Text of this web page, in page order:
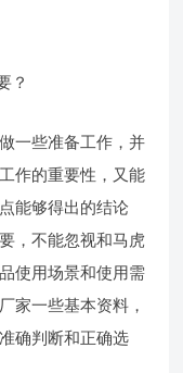
？
一些准备工作，并
作的重要性，又能
能够得出的结论
，不能忽视和马虎
使用场景和使用需
家一些基本资料，
确判断和正确选